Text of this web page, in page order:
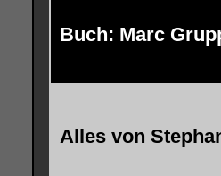
Buch: Marc
Alles von